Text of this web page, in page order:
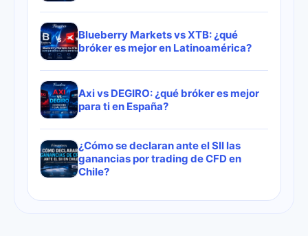
Blueberry Markets vs XTB: ¿qué
bróker es mejor en Latinoamérica?
Axi vs DEGIRO: ¿qué bróker es mejor
para ti en España?
¿Cómo se declaran ante el SII las
ganancias por trading de CFD en
Chile?